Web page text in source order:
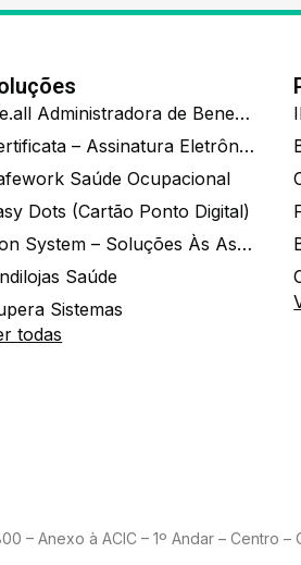
Ide.all Administradora de Benefícios
Certificata – Assinatura Eletrônica De Documentos
Saúde Ocupacional
Dots (Cartão Ponto Digital)
Zion System – Soluções Às Associações E Empresas
Saúde
Sistemas
todas
– Anexo à ACIC – 1º Andar – Centro –